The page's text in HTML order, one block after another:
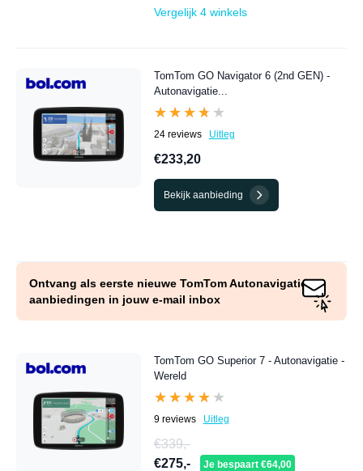
Vergelijk 4 winkels
TomTom GO Navigator 6 (2nd GEN) -
Autonavigatie...
★★★★★
★★★★★
24 reviews Uitleg
€233,20
Bekijk aanbieding
Ontvang als eerste nieuwe TomTom Autonavigatie
aanbiedingen in jouw e-mail inbox
TomTom GO Superior 7 - Autonavigatie -
Wereld
★★★★★
★★★★★
9 reviews Uitleg
€339,-
€275,-
Je bespaart €64,00